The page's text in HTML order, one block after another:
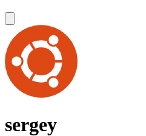
sergey